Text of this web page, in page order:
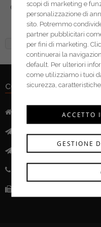
Carrara dispenser
01347
CONTATTI
Via Mazzini, 52 -
Pec:ferrcima@pec.it
(+39) 0376
scopi di marketing e
personalizzazione di
sito. Potremmo
partner pubblicitari
per fini di marketing.
continuerai la
default. Per ulteriori
come utilizziamo i tuoi
sicurezza,
GESTIONE
ACCETTO